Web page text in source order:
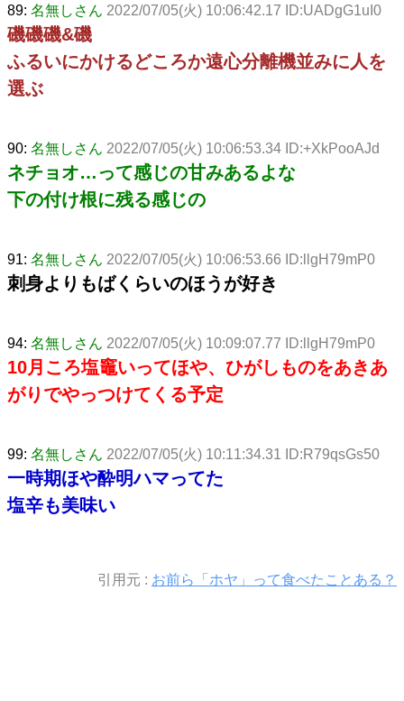
89: 名無しさん 2022/07/05(火) 10:06:42.17 ID:UADgG1uI0
磯磯磯&磯
ふるいにかけるどころか遠心分離機並みに人を
選ぶ
90: 名無しさん 2022/07/05(火) 10:06:53.34 ID:+XkPooAJd
ネチョオ…って感じの甘みあるよな
下の付け根に残る感じの
91: 名無しさん 2022/07/05(火) 10:06:53.66 ID:llgH79mP0
刺身よりもばくらいのほうが好き
94: 名無しさん 2022/07/05(火) 10:09:07.77 ID:llgH79mP0
10月ころ塩竈いってほや、ひがしものをあきあ
がりでやっつけてくる予定
99: 名無しさん 2022/07/05(火) 10:11:34.31 ID:R79qsGs50
一時期ほや酔明ハマってた
塩辛も美味い
引用元 : お前ら「ホヤ」って食べたことある？